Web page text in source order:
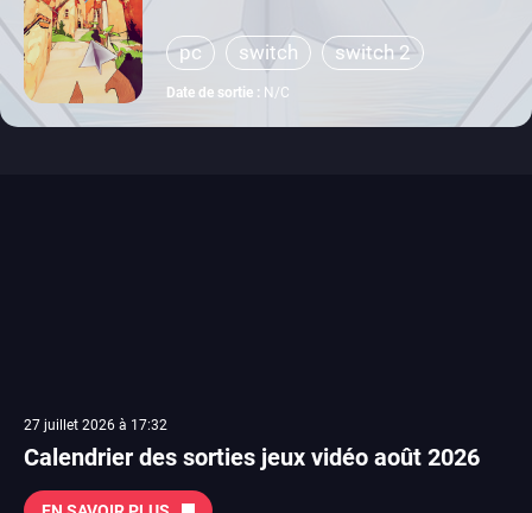
pc switch switch 2
Date de sortie : N/C
27 juillet 2026 à 17:32
Calendrier des sorties jeux vidéo août 2026